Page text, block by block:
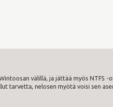
välillä, ja jättää myös NTFS -
tarvetta, nelosen myötä voisi sen